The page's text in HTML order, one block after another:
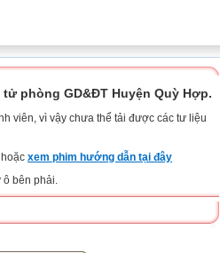
phòng GD&ĐT Huyện Quỳ Hợp.
viên, vì vậy chưa thể tải được các tư liệu
hoặc xem phim hướng dẫn tại đây
ô bên phải.